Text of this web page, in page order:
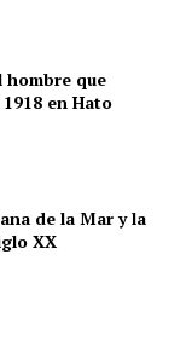
hombre que
en Hato
de la Mar y la
XX